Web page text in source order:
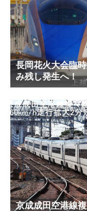
長岡花火大会臨
み残し発生へ！
(2026年8月)
京成成田空港線